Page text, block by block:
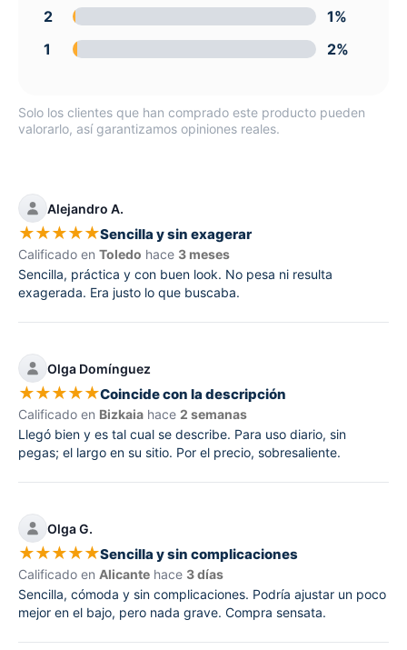
2
1%
1
2%
Solo los clientes que han comprado este producto pueden
valorarlo, así garantizamos opiniones reales.
Alejandro A.
★★★★★Sencilla y sin exagerar
Calificado en Toledo hace 3 meses
Sencilla, práctica y con buen look. No pesa ni resulta
exagerada. Era justo lo que buscaba.
Olga Domínguez
★★★★★Coincide con la descripción
Calificado en Bizkaia hace 2 semanas
Llegó bien y es tal cual se describe. Para uso diario, sin
pegas; el largo en su sitio. Por el precio, sobresaliente.
Olga G.
★★★★★Sencilla y sin complicaciones
Calificado en Alicante hace 3 días
Sencilla, cómoda y sin complicaciones. Podría ajustar un poco
mejor en el bajo, pero nada grave. Compra sensata.